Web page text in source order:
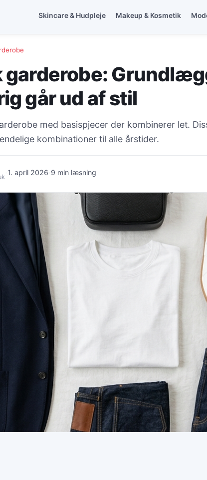
Skincare & Hudpleje Makeup & Kosmetik
garderobe:
går ud af stil
med basispjecer der kombinerer let.
kombinationer til alle årstider.
1. april 2026 9 min læsning